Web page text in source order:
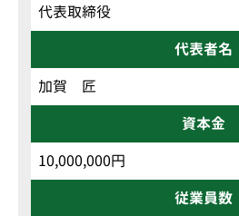
代表取締役
代表者名
加賀 匠
資本金
10,000,000円
従業員数